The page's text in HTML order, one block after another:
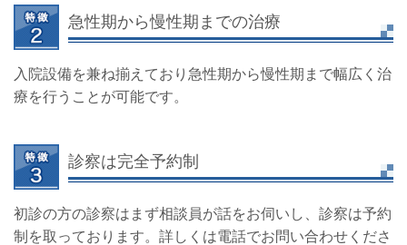
急性期から慢性期までの治療
入院設備を兼ね揃えており急性期から慢性期まで幅広く治
療を行うことが可能です。
診察は完全予約制
初診の方の診察はまず相談員が話をお伺いし、診察は予約
制を取っております。詳しくは電話でお問い合わせくださ